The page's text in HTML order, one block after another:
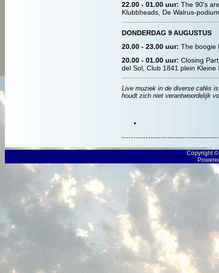
22.00 - 01.00 uur: The 90's
Klubbheads, De Walrus-
DONDERDAG 9 AUGUSTUS
20.00 - 23.00 uur: The boogie
20.00 - 01.00 uur: Closing
del Sol, Club 1841 plein Kleine
Live muziek in de diverse cafés
houdt zich niet verantwoordelijk
Copyright